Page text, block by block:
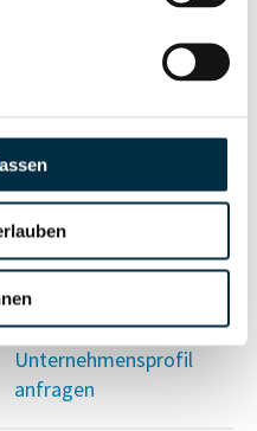
Vollständiges
anfragen
Vollständiges
Unternehmensprofil
anfragen